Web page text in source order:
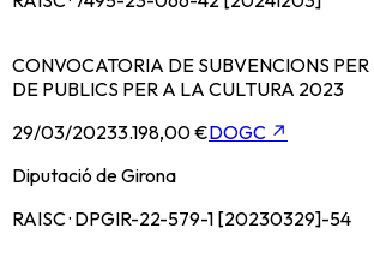
CONVOCATORIA DE SUBVENCIONS
DE PUBLICS PER A LA CULTURA 2023
29/03/20233.198,00 €DOGC ↗
Diputació de Girona
RAISC · DPGIR-22-579-1 [20230329]-54